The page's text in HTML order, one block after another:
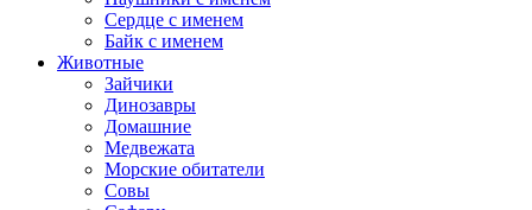
Сердце с именем
Байк с именем
Животные
Зайчики
Динозавры
Домашние
Медвежата
Морские обитатели
Совы